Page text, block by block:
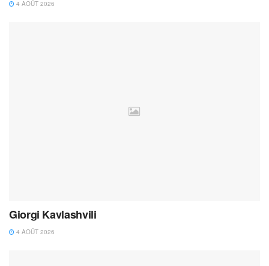
4 AOÛT 2026
Giorgi Kavlashvili
4 AOÛT 2026